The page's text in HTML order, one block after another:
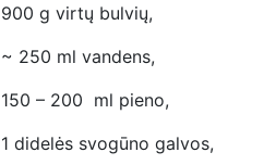
900 g virtų bulvių,
~ 250 ml vandens,
150 – 200 ml pieno,
1 didelės svogūno galvos,